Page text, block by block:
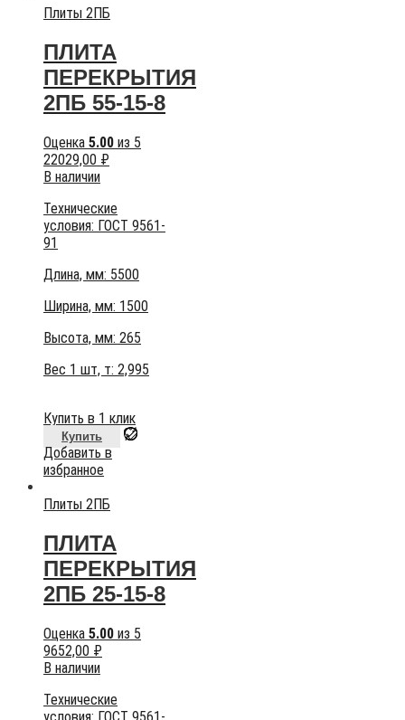
Плиты 2ПБ
ПЛИТА
ПЕРЕКРЫТИЯ
2ПБ 55-15-8
Оценка 5.00 из 5
22029,00 ₽
В наличии
Технические
условия: ГОСТ 9561-
91
Длина, мм: 5500
Ширина, мм: 1500
Высота, мм: 265
Вес 1 шт, т: 2,995
Купить в 1 клик
Купить
Добавить в
избранное
Плиты 2ПБ
ПЛИТА
ПЕРЕКРЫТИЯ
2ПБ 25-15-8
Оценка 5.00 из 5
9652,00 ₽
В наличии
Технические
условия: ГОСТ 9561-